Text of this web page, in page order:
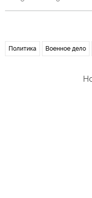
Политика Военное дело